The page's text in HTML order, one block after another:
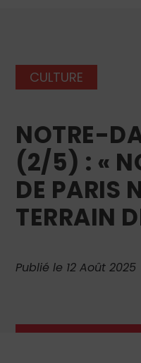
CULTURE
NOTRE-
(2/5) : «
DE PARIS
TERRAIN
Publié le 12 Août 2025